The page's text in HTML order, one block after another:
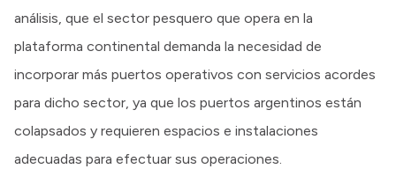
análisis, que el sector pesquero que opera en la
plataforma continental demanda la necesidad de
incorporar más puertos operativos con servicios acordes
para dicho sector, ya que los puertos argentinos están
colapsados y requieren espacios e instalaciones
adecuadas para efectuar sus operaciones.